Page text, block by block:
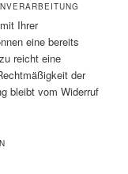
Ihrer
eine bereits
reicht eine
der
bleibt vom Widerruf